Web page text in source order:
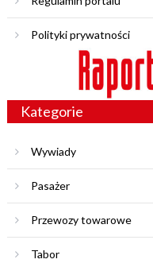
Polityki prywatności
Kategorie
Wywiady
Pasażer
Przewozy towarowe
Tabor